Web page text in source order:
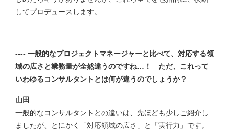
してプロデュースします。
---- 一般的なプロジェクトマネージャーと比べて、対応する領
域の広さと業務量が全然違うのですね…！ ただ、これって
いわゆるコンサルタントとは何が違うのでしょうか？
山田
一般的なコンサルタントとの違いは、先ほども少しご紹介し
ましたが、とにかく「対応領域の広さ」と「実行力」です。